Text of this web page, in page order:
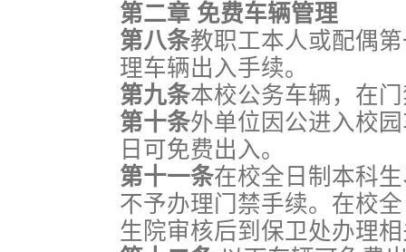
第二章 免费车辆管理
第八条教职工本人或配偶
理车辆出入手续。
第九条本校公务车辆，在
第十条外单位因公进入校
日可免费出入。
第十一条在校全日制本科
不予办理门禁手续。在校
生院审核后到保卫处办理